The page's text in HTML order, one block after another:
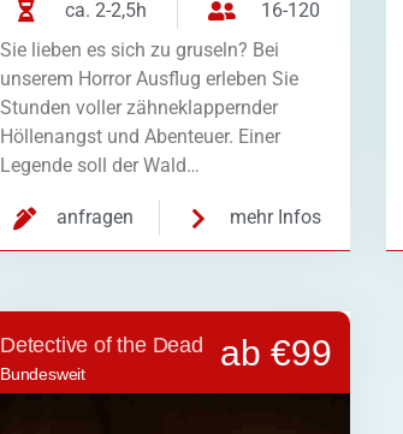
ca. 2-2,5h
16-120
Sie lieben es sich zu gruseln? Bei
unserem Horror Ausflug erleben Sie
Stunden voller zähneklappernder
Höllenangst und Abenteuer. Einer
Legende soll der Wald…
anfragen mehr Infos
Detective of the Dead
Bundesweit
ab €99